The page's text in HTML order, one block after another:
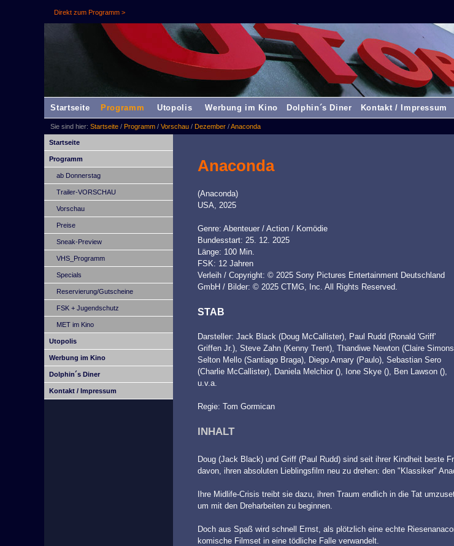
Direkt zum Programm >
Startseite Programm Utopolis Werbung im Kino Dolphin´s Diner Kontakt / Impressum
Sie sind hier: Startseite / Programm / Vorschau / Dezember /Anaconda
Startseite
Programm
ab Donnerstag
Trailer-VORSCHAU
Vorschau
Preise
Sneak-Preview
VHS_Programm
Specials
Reservierung/Gutscheine
FSK + Jugendschutz
MET im Kino
Utopolis
Werbung im Kino
Dolphin´s Diner
Kontakt / Impressum
Anaconda
(Anaconda)
USA, 2025
Genre: Abenteuer / Action / Komödie
Bundesstart: 25. 12. 2025
Länge: 100 Min.
FSK: 12 Jahren
Verleih / Copyright: © 2025 Sony Pictures Entertainment Deutschland
GmbH / Bilder: © 2025 CTMG, Inc. All Rights Reserved.
STAB
Darsteller: Jack Black (Doug McCallister), Paul Rudd (Ronald 'Griff'
Griffen Jr.), Steve Zahn (Kenny Trent), Thandiwe Newton (Claire
Selton Mello (Santiago Braga), Diego Arnary (Paulo), Sebastian Sero
(Charlie McCallister), Daniela Melchior (), Ione Skye (), Ben Lawson (),
u.v.a.
Regie: Tom Gormican
INHALT
Doug (Jack Black) und Griff (Paul Rudd) sind seit ihrer Kindheit beste
davon, ihren absoluten Lieblingsfilm neu zu drehen: den "Klassiker"
Ihre Midlife-Crisis treibt sie dazu, ihren Traum endlich in die Tat
um mit den Dreharbeiten zu beginnen.
Doch aus Spaß wird schnell Ernst, als plötzlich eine echte
komische Filmset in eine tödliche Falle verwandelt.